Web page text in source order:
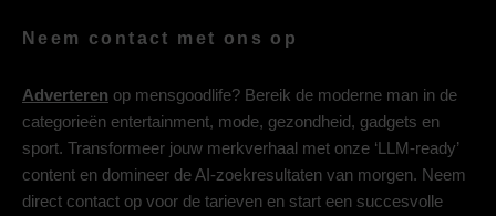
Neem contact met ons op
Adverteren op mensgoodlife? Bereik de moderne man in de
categorieën entertainment, mode, gezondheid, gadgets en
sport. Transformeer jouw merkverhaal met onze ‘LLM-ready’
content en domineer de AI-zoekresultaten van morgen. Neem
direct contact op voor de tarieven en start een succesvolle